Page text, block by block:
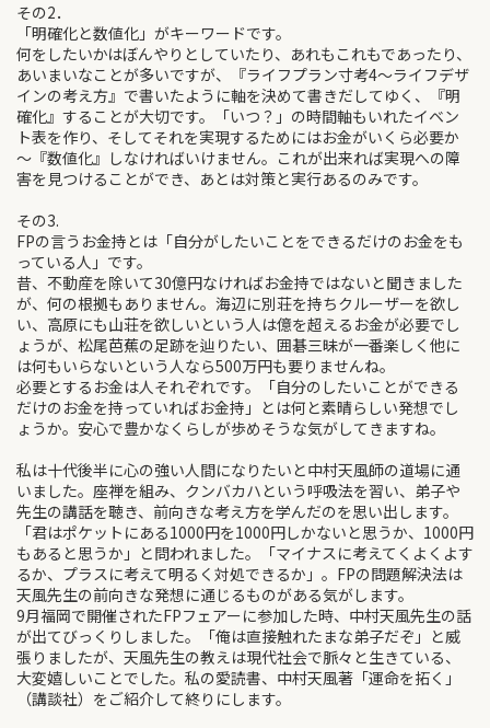
その2．
「明確化と数値化」がキーワードです。
何をしたいかはぼんやりとしていたり、あれもこれもであったり、
あいまいなことが多いですが、『ライフプラン寸考4～ライフデザ
インの考え方』で書いたように軸を決めて書きだしてゆく、『明
確化』することが大切です。「いつ？」の時間軸もいれたイベン
ト表を作り、そしてそれを実現するためにはお金がいくら必要か
～『数値化』しなければいけません。これが出来れば実現への障
害を見つけることができ、あとは対策と実行あるのみです。
その3.
FPの言うお金持とは「自分がしたいことをできるだけのお金をも
っている人」です。
昔、不動産を除いて30億円なければお金持ではないと聞きました
が、何の根拠もありません。海辺に別荘を持ちクルーザーを欲し
い、高原にも山荘を欲しいという人は億を超えるお金が必要でし
ょうが、松尾芭蕉の足跡を辿りたい、囲碁三昧が一番楽しく他に
は何もいらないという人なら500万円も要りませんね。
必要とするお金は人それぞれです。「自分のしたいことができる
だけのお金を持っていればお金持」とは何と素晴らしい発想でし
ょうか。安心で豊かなくらしが歩めそうな気がしてきますね。
私は十代後半に心の強い人間になりたいと中村天風師の道場に通
いました。座禅を組み、クンバカハという呼吸法を習い、弟子や
先生の講話を聴き、前向きな考え方を学んだのを思い出します。
「君はポケットにある1000円を1000円しかないと思うか、1000円
もあると思うか」と問われました。「マイナスに考えてくよくよす
るか、プラスに考えて明るく対処できるか」。FPの問題解決法は
天風先生の前向きな発想に通じるものがある気がします。
9月福岡で開催されたFPフェアーに参加した時、中村天風先生の話
が出てびっくりしました。「俺は直接触れたまな弟子だぞ」と威
張りましたが、天風先生の教えは現代社会で脈々と生きている、
大変嬉しいことでした。私の愛読書、中村天風著「運命を拓く」
（講談社）をご紹介して終りにします。